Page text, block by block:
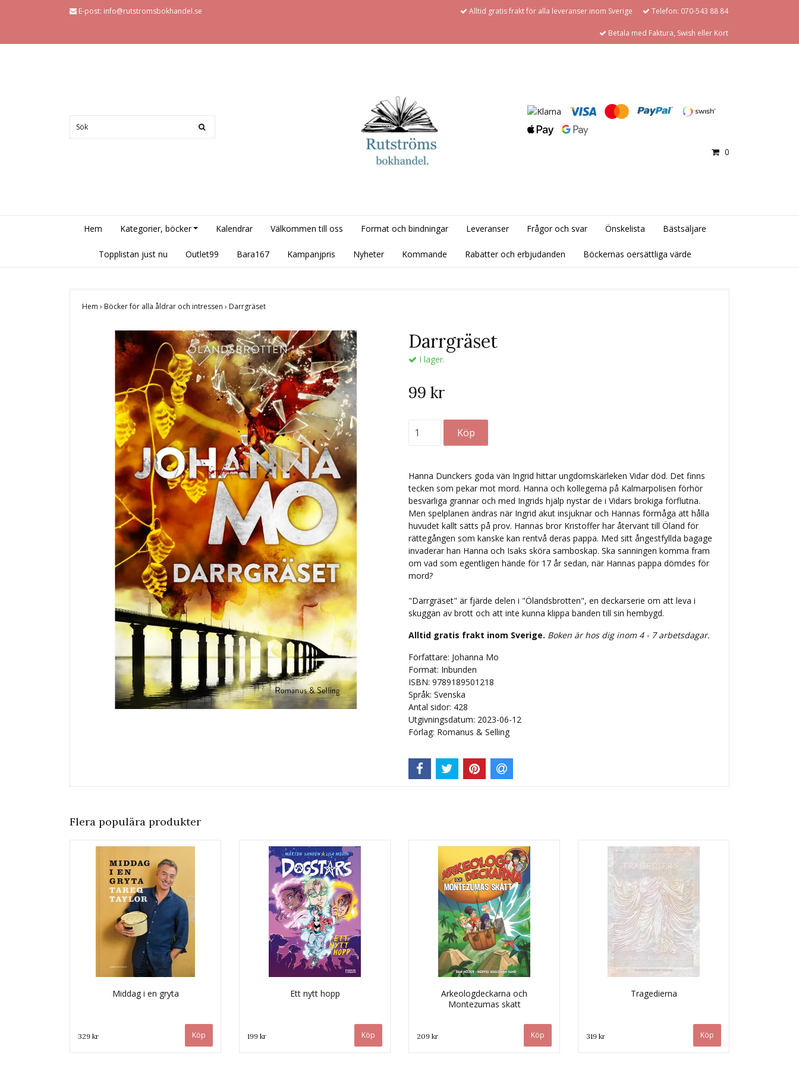
E-post: info@rutstromsbokhandel.se Alltid gratis frakt för alla leveranser inom Sverige Telefon: 070-543 88 84
Betala med Faktura, Swish eller Kort
0
Hem Kategorier, böcker Kalendrar Välkommen till oss Format och bindningar Leveranser Frågor och svar Önskelista Bästsäljare
Topplistan just nu Outlet99 Bara167 Kampanjpris Nyheter Kommande Rabatter och erbjudanden Böckernas oersättliga värde
Hem › Böcker för alla åldrar och intressen › Darrgräset
Darrgräset
I lager.
99 kr
Hanna Dunckers goda vän Ingrid hittar ungdomskärleken Vidar död. Det finns
tecken som pekar mot mord. Hanna och kollegerna på Kalmarpolisen förhör
besvärliga grannar och med Ingrids hjälp nystar de i Vidars brokiga förflutna.
Men spelplanen ändras när Ingrid akut insjuknar och Hannas förmåga att hålla
huvudet kallt sätts på prov. Hannas bror Kristoffer har återvänt till Öland för
rättegången som kanske kan rentvå deras pappa. Med sitt ångestfyllda bagage
invaderar han Hanna och Isaks sköra samboskap. Ska sanningen komma fram
om vad som egentligen hände för 17 år sedan, när Hannas pappa dömdes för
mord?
"Darrgräset" är fjärde delen i "Ölandsbrotten", en deckarserie om att leva i
skuggan av brott och att inte kunna klippa banden till sin hembygd.
Alltid gratis frakt inom Sverige. Boken är hos dig inom 4 - 7 arbetsdagar.
Författare: Johanna Mo
Format: Inbunden
ISBN: 9789189501218
Språk: Svenska
Antal sidor: 428
Utgivningsdatum: 2023-06-12
Förlag: Romanus & Selling
Flera populära produkter
Middag i en gryta
329 kr
Ett nytt hopp
199 kr
Arkeologdeckarna och
Montezumas skatt
209 kr
Tragedierna
319 kr